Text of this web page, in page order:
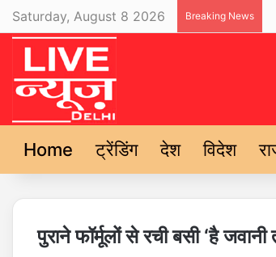
Saturday, August 8 2026 Breaking News
Home ट्रेंडिंग देश विदेश
पुराने फॉर्मूलों से रची बसी ‘है